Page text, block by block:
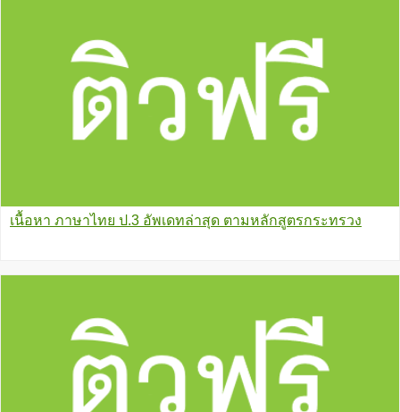
เนื้อหา ภาษาไทย ป.3 อัพเดทล่าสุด ตามหลักสูตรกระทรวง